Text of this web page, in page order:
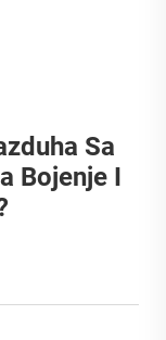
Sa
Bojenje I